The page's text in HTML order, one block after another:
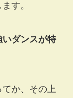
す。
ダンスが特
か、その上